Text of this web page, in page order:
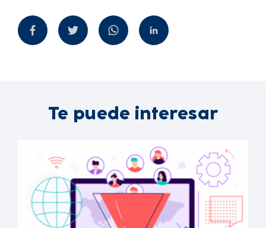
Te puede interesar